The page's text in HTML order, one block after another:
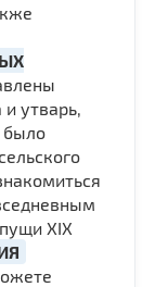
утварь,
было
XIX